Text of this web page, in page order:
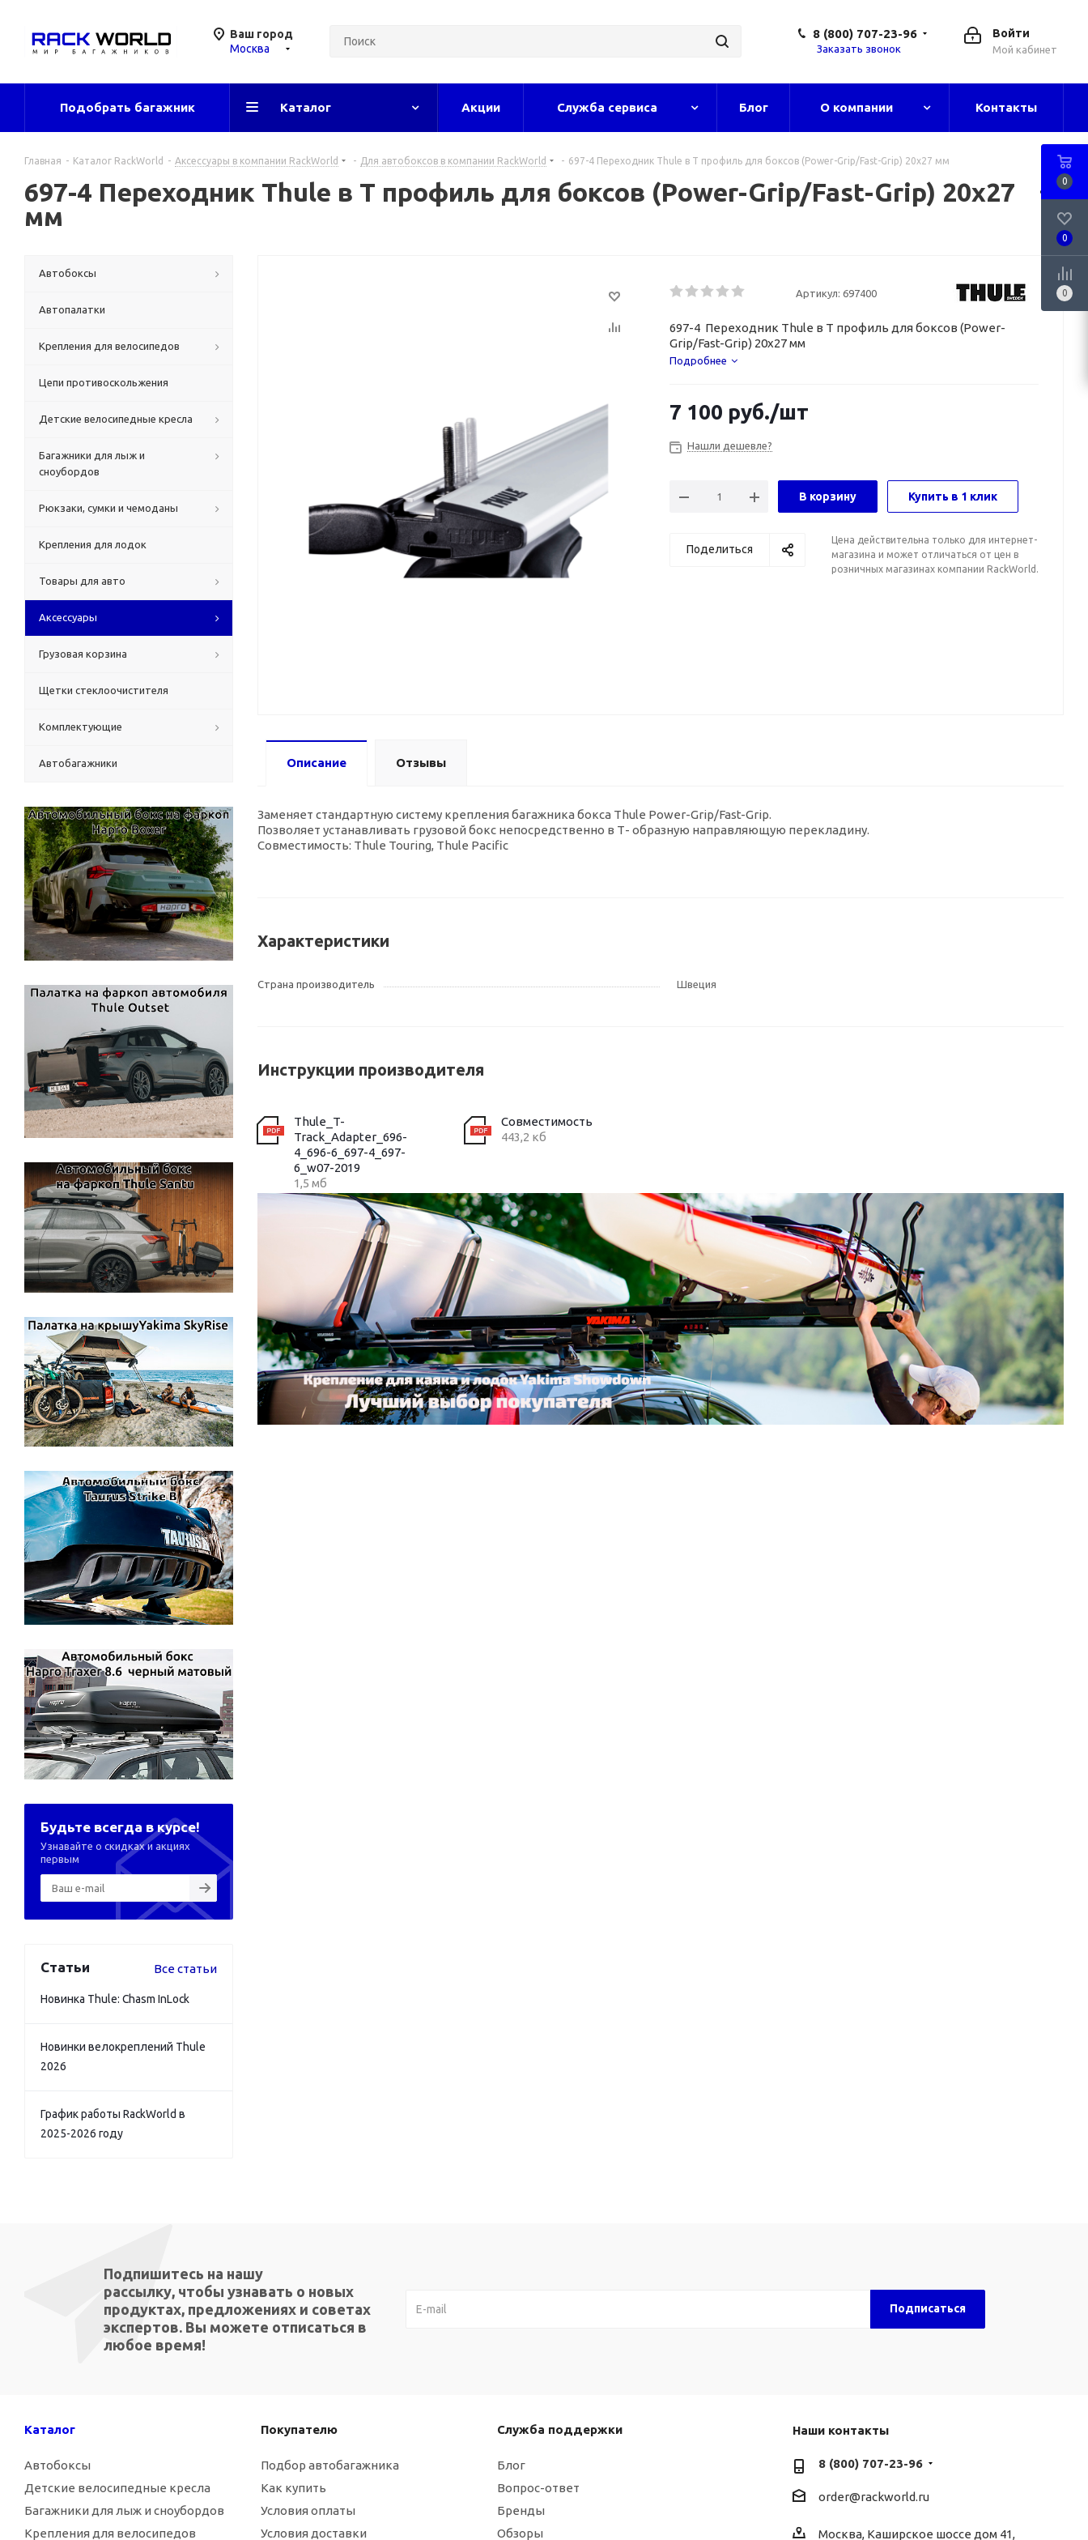
Ваш город
Москва
Войти
Мой кабинет
8 (800) 707-23-96
Заказать звонок
Подобрать багажник Каталог Акции Служба сервиса Блог О компании Контакты
Главная - Каталог RackWorld - Аксессуары в компании RackWorld - Для автобоксов в компании RackWorld - 697-4 Переходник Thule в Т профиль для боксов (Power-Grip/Fast-Grip) 20х27 мм
697-4 Переходник Thule в Т профиль для боксов (Power-Grip/Fast-Grip) 20х27
мм
Артикул: 697400
697-4 Переходник Thule в Т профиль для боксов (Power-
Grip/Fast-Grip) 20х27 мм
Подробнее
7 100 руб./шт
Нашли дешевле?
В корзину Купить в 1 клик
Поделиться
Цена действительна только для интернет-
магазина и может отличаться от цен в
розничных магазинах компании RackWorld.
Описание Отзывы
Заменяет стандартную систему крепления багажника бокса Thule Power-Grip/Fast-Grip.
Позволяет устанавливать грузовой бокс непосредственно в Т- образную направляющую перекладину.
Совместимость: Thule Touring, Thule Pacific
Характеристики
Страна производитель Швеция
Инструкции производителя
Thule_T-
Track_Adapter_696-
4_696-6_697-4_697-
6_w07-2019
1,5 мб
Совместимость
443,2 кб
Автобоксы
Автопалатки
Крепления для велосипедов
Цепи противоскольжения
Детские велосипедные кресла
Багажники для лыж и
сноубордов
Рюкзаки, сумки и чемоданы
Крепления для лодок
Товары для авто
Аксессуары
Грузовая корзина
Щетки стеклоочистителя
Комплектующие
Автобагажники
Будьте всегда в курсе!
Узнавайте о скидках и акциях
первым
Статьи Все статьи
Новинка Thule: Chasm InLock
Новинки велокреплений Thule
2026
График работы RackWorld в
2025-2026 году
Подпишитесь на нашу
рассылку, чтобы узнавать о новых
продуктах, предложениях и советах
экспертов. Вы можете отписаться в
любое время!
Каталог
Автобоксы
Детские велосипедные кресла
Багажники для лыж и сноубордов
Крепления для велосипедов
Покупателю
Подбор автобагажника
Как купить
Условия оплаты
Условия доставки
Служба поддержки
Блог
Вопрос-ответ
Бренды
Обзоры
Наши контакты
8 (800) 707-23-96
order@rackworld.ru
Москва, Каширское шоссе дом 41,
0
0
0